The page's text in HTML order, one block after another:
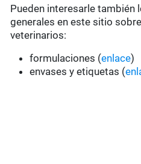
Pueden interesarle también
generales en este sitio
veterinarios:
formulaciones (enlace)
envases y etiquetas (